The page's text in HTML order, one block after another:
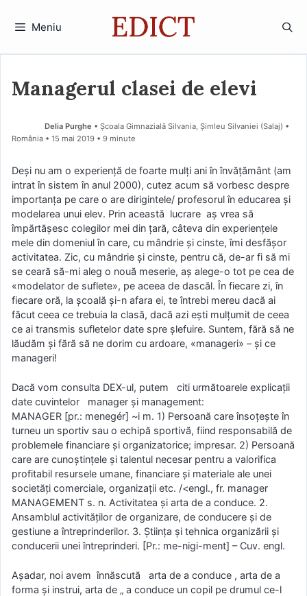
Meniu
Managerul clasei de elevi
Delia Purghe • Școala Gimnazială Silvania, Șimleu Silvaniei (Salaj) •
România
15 mai 2019 • 9 minute
Deși nu am o experiență de foarte mulți ani în învățământ (am
intrat în sistem în anul 2000), cutez acum să vorbesc despre
importanța pe care o are dirigintele/ profesorul în educarea și
modelarea unui elev. Prin această lucrare aș vrea să
împărtășesc colegilor mei din țară, câteva din experiențele
mele din domeniul în care, cu mândrie și cinste, îmi desfășor
activitatea. Zic, cu mândrie și cinste, pentru că, de-ar fi să mi
se ceară să-mi aleg o nouă meserie, aș alege-o tot pe cea de
«modelator de suflete», pe aceea de dascăl. În fiecare zi, în
fiecare oră, la școală și-n afara ei, te întrebi mereu dacă ai
făcut ceea ce trebuia la clasă, dacă azi ești mulțumit de ceea
ce ai transmis sufletelor date spre șlefuire. Suntem, fără să ne
lăudăm și fără să ne dorim cu ardoare, «manageri» – și ce
manageri!
Dacă vom consulta DEX-ul, putem citi următoarele explicații
date cuvintelor manager și management:
MANAGER [pr.: menegér] ~i m. 1) Persoană care însoțește în
turneu un sportiv sau o echipă sportivă, fiind responsabilă de
problemele financiare și organizatorice; impresar. 2) Persoană
care are cunoștințele și talentul necesar pentru a valorifica
profitabil resursele umane, financiare și materiale ale unei
societăți comerciale, organizații etc. /<engl., fr. manager
MANAGEMENT s. n. Activitatea și arta de a conduce. 2.
Ansamblul activităților de organizare, de conducere și de
gestiune a întreprinderilor. 3. Știința și tehnica organizării și
conducerii unei întreprinderi. [Pr.: me-nigi-ment] – Cuv. engl.
Așadar, noi avem înnăscută arta de a conduce , arta de a
forma și instrui, arta de „ a conduce un copil pe drumul ce-l